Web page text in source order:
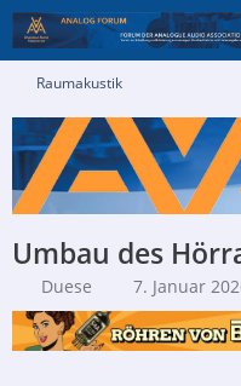
Raumakustik
Umbau des
Duese 7. Januar